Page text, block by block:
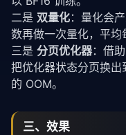
二是 双量化：量化会
数再做一次量化，平均
三是 分页优化器：借
把优化器状态分页换
的 OOM。
三、效果